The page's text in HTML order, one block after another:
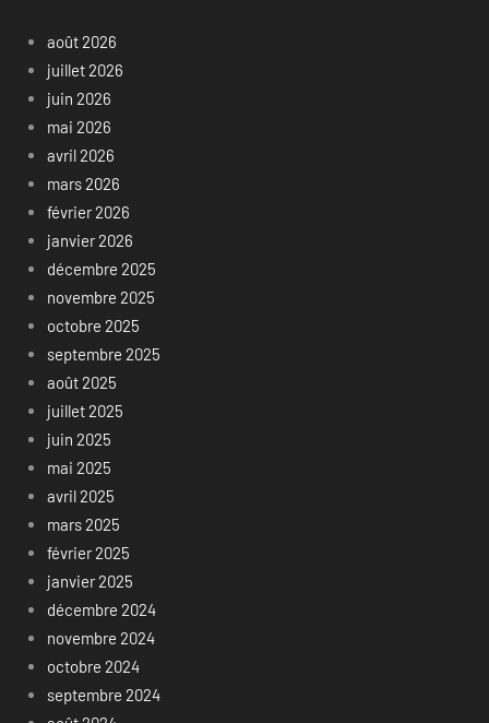
août 2026
juillet 2026
juin 2026
mai 2026
avril 2026
mars 2026
février 2026
janvier 2026
décembre 2025
novembre 2025
octobre 2025
septembre 2025
août 2025
juillet 2025
juin 2025
mai 2025
avril 2025
mars 2025
février 2025
janvier 2025
décembre 2024
novembre 2024
octobre 2024
septembre 2024